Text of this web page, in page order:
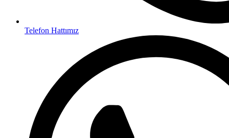
Telefon Hattımız